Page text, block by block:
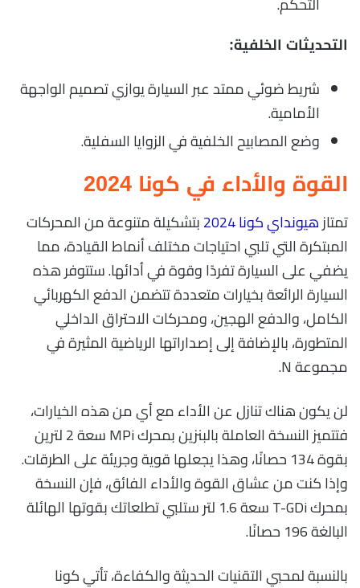
التحديثات الخلفية:
شريط ضوئي ممتد عبر السيارة يوازي تصميم الواجهة
الأمامية.
وضع المصابيح الخلفية في الزوايا السفلية.
القوة والأداء في كونا 2024
تمتازهيوندايكونا 2024
بتشكيلة متنوعة من المحركات
المبتكرة التي تلبي احتياجات مختلف أنماط القيادة، مما
يضفي على السيارة تفردًا وقوة في أدائها. ستتوفر هذه
السيارة الرائعة بخيارات متعددة تتضمن الدفع الكهربائي
الكامل، والدفع الهجين، ومحركات الاحتراق الداخلي
المتطورة، بالإضافة إلى إصداراتها الرياضية المثيرة في
مجموعة N.
لن يكون هناك تنازل عن الأداء مع أي من هذه الخيارات،
فتتميز النسخة العاملة بالبنزين بمحرك MPi سعة 2 لترين
بقوة 134 حصانًا، وهذا يجعلها قوية وجريئة على الطرقات.
وإذا كنت من عشاق القوة والأداء الفائق، فإن النسخة
بمحرك T-GDi سعة 1.6 لتر ستلبي تطلعاتك بقوتها الهائلة
البالغة 196 حصانًا.
بالنسبة لمحبي التقنيات الحديثة والكفاءة، تأتي كونا